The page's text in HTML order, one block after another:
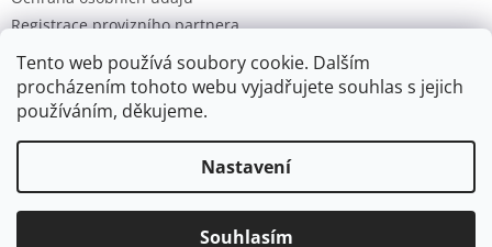
Tento web používá soubory cookie. Dalším
procházením tohoto webu vyjadřujete souhlas s jejich
používáním, děkujeme.
Nastavení
Souhlasím
Ve dnech 4.-14.8. dobíjíme baterky. Všechny objednávky budou
postupně zpracovány po tomto datu. Děkujeme za laskavé
Registrace provizního partnera
Provizní systém
Vytvořil Shoptet
Copyright 2026Ozon.cz. Všechna práva vyhrazena.Upravit
nastavení cookies